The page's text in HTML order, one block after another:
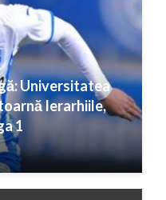
Universitatea
Ierarhiile,
1